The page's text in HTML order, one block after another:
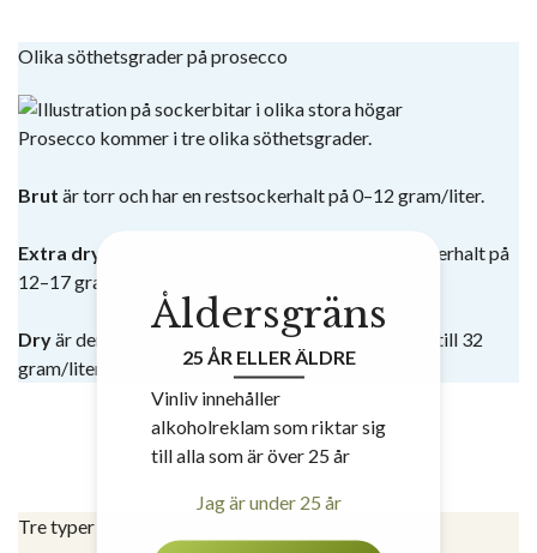
Olika söthetsgrader på prosecco
Prosecco kommer i tre olika söthetsgrader.
Brut är torr och har en restsockerhalt på 0–12 gram/liter.
Extra dry
är den traditionella stilen och har en sockerhalt på
12–17 gram/liter.
Dryär den vanligaste och har en sockerhalt från 17 till 32
gram/liter.
Tre typer av prosecco
Åldersgräns
25 ÅR ELLER ÄLDRE
Vinliv innehåller
alkoholreklam som riktar sig
till alla som är över 25 år
Jag är under 25 år